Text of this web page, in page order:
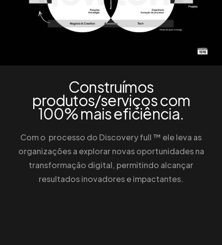
Construímos
produtos/serviços com
100% mais eficiência.
Com o processo do Discovery full ™ ele leva as
organizações a explorar novas oportunidades na
transformação digital, permitindo alcançar
resultados inovadores e impactantes.